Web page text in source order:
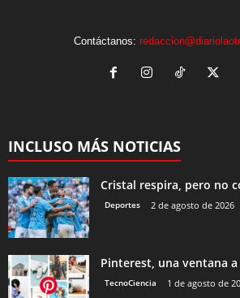
Contáctanos:
INCLUSO MÁS NOTICIAS
Cristal respira, pero no
Deportes 2 de agosto de 2026
Pinterest, una ventana
TecnoCiencia 1 de agosto de